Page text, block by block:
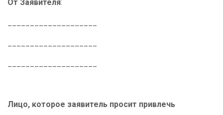
От Заявителя:
Лицо, которое заявитель просит привлечь